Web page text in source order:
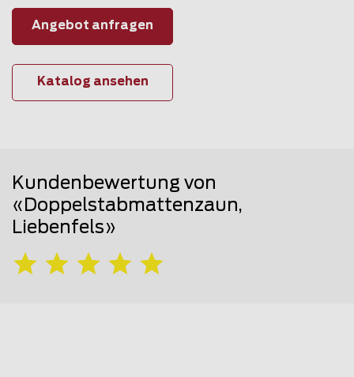
Angebot anfragen
Katalog ansehen
Kundenbewertung von
«Doppelstabmattenzaun,
Liebenfels»